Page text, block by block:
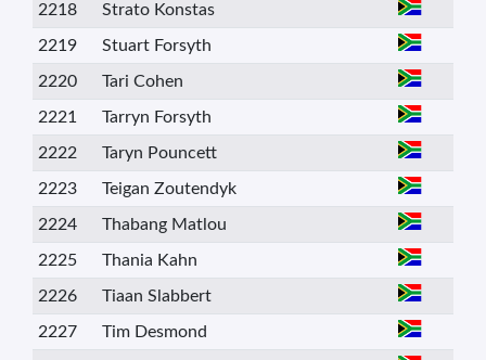
2218 Strato Konstas
2219 Stuart Forsyth
2220 Tari Cohen
2221 Tarryn Forsyth
2222 Taryn Pouncett
2223 Teigan Zoutendyk
2224 Thabang Matlou
2225 Thania Kahn
2226 Tiaan Slabbert
2227 Tim Desmond